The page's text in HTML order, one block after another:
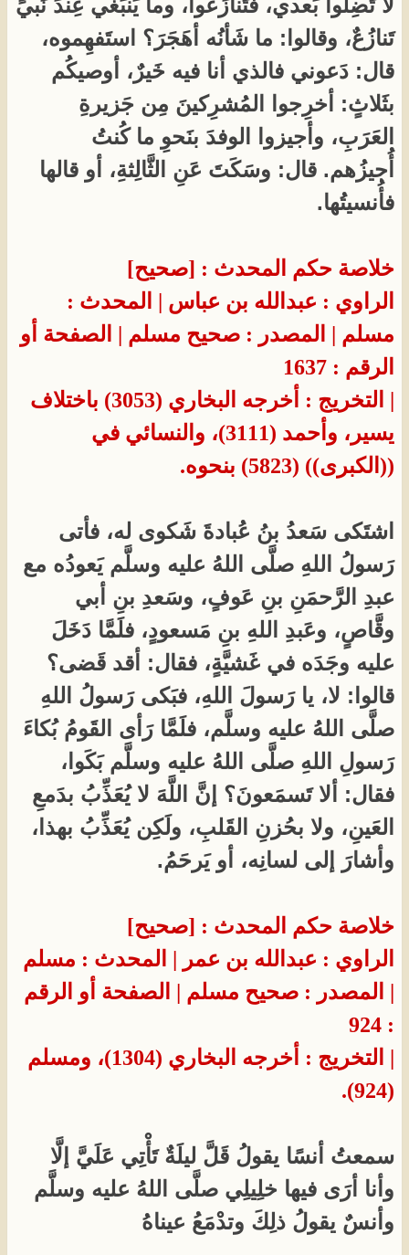
تَنازُعٌ، وقالوا: ما شَأنُه أهَجَرَ؟ استَفهِموه،
قال: دَعوني فالذي أنا فيه خَيرٌ، أوصيكُم
بثَلاثٍ: أخرِجوا المُشرِكينَ مِن جَزيرةِ
العَرَبِ، وأجيزوا الوفدَ بنَحوِ ما كُنتُ
أُجيزُهم. قال: وسَكَتَ عَنِ الثَّالِثةِ، أو قالها
فأُنسيتُها.
خلاصة حكم المحدث : [صحيح]
الراوي : عبدالله بن عباس | المحدث :
مسلم | المصدر : صحيح مسلم | الصفحة أو
الرقم : 1637
| التخريج : أخرجه البخاري (3053) باختلاف
يسير، وأحمد (3111)، والنسائي في
((الكبرى)) (5823) بنحوه.​
اشتَكى سَعدُ بنُ عُبادةَ شَكوى له، فأتى
رَسولُ اللهِ صلَّى اللهُ عليه وسلَّم يَعودُه مع
عبدِ الرَّحمَنِ بنِ عَوفٍ، وسَعدِ بنِ أبي
وقَّاصٍ، وعَبدِ اللهِ بنِ مَسعودٍ، فلَمَّا دَخَلَ
عليه وجَدَه في غَشيَّةٍ، فقال: أقد قَضى؟
قالوا: لا، يا رَسولَ اللهِ، فبَكى رَسولُ اللهِ
صلَّى اللهُ عليه وسلَّم، فلَمَّا رَأى القَومُ بُكاءَ
رَسولِ اللهِ صلَّى اللهُ عليه وسلَّم بَكَوا،
فقال: ألا تَسمَعونَ؟ إنَّ اللَّهَ لا يُعَذِّبُ بدَمعِ
العَينِ، ولا بحُزنِ القَلبِ، ولَكِن يُعَذِّبُ بهذا،
وأشارَ إلى لسانِه، أو يَرحَمُ.
خلاصة حكم المحدث : [صحيح]
الراوي : عبدالله بن عمر | المحدث : مسلم
| المصدر : صحيح مسلم | الصفحة أو الرقم
: 924
| التخريج : أخرجه البخاري (1304)، ومسلم
(924).​
سمعتُ أنسًا يقولُ قَلَّ ليلَةٌ تَأْتِي عَلَيَّ إلَّا
وأنا أرَى فيها خلِيلِي صلَّى اللهُ عليه وسلَّم
وأنسٌ يقولُ ذلِكَ وتدْمَعُ عيناهُ